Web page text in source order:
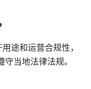
途和运营合规性，
当地法律法规。